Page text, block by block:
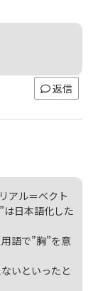
返信
アル＝ベクト
は日本語化した
語で”胸”を意
いといったと